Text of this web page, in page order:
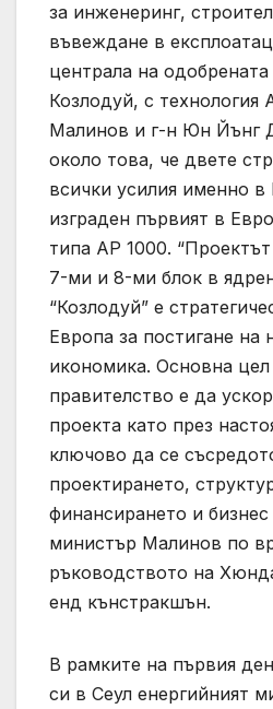
за инженеринг,
въвеждане в
централа на
Козлодуй, с
Малинов и г-н Юн Йънг
около това, че двете
всички усилия именно в
изграден първият в
типа AP 1000.
7-ми и 8-ми блок в
“Козлодуй” е
Европа за постигане на
икономика. Основна цел
правителство е да
проекта като през
ключово да се
проектирането,
финансирането и
министър Малинов по
ръководството на
енд кънстракшън.
В рамките на първия
си в Сеул енергийният